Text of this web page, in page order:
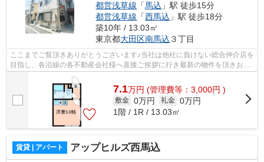
都営浅草線 「馬込 」駅 徒歩15分
都営浅草線 「西馬込 」駅 徒歩18分
築10年 / 13.03㎡
東京都大田区南馬込 ３丁目
ここまでご覧頂きありがとうございます♪当社は他社に負けない総合仲介店を
目指し、各沿線の各不動産会社様へ直接ご挨拶に行き最新の物件を頂きお客
様へ提供しております！最新の情報は...
7.1万円 (管理費等：3,000円 )
敷金 0万円 礼金 0万円
1階 / 1R / 13.03㎡
賃貸 | アパート アップヒルズ西馬込